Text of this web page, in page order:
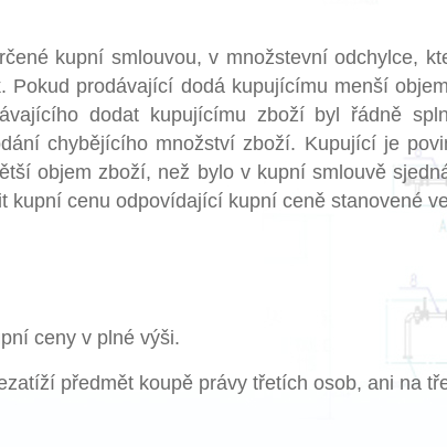
kupní smlouvou, v množstevní odchylce,
prodávající dodá kupujícímu menší
dodat kupujícímu zboží byl řádně
chybějícího množství zboží. Kupující je
objem zboží, než bylo v kupní smlouvě
kupní cenu odpovídající kupní ceně stanovené
ceny v plné výši.
předmět koupě právy třetích osob, ani na